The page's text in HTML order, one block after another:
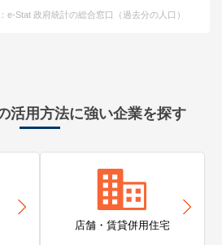
e-Stat 政府統計の総合窓口（過去分の人口）
活用方法に強い企業を探す
店舗・賃貸併用住宅